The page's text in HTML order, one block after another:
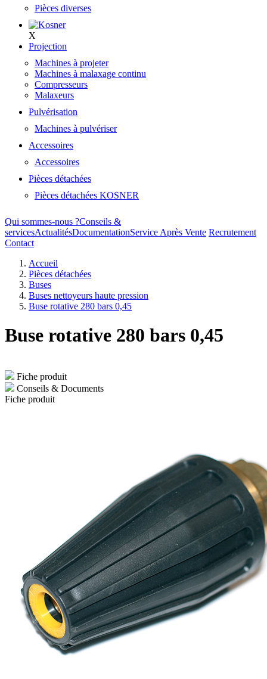
Pièces diverses
X
Projection
Machines à projeter
Machines à malaxage continu
Compresseurs
Malaxeurs
Pulvérisation
Machines à pulvériser
Accessoires
Accessoires
Pièces détachées
Pièces détachées KOSNER
Qui sommes-nous ?Conseils &
servicesActualitésDocumentationService Après Vente Recrutement
Contact
Accueil
Pièces détachées
Buses
Buses nettoyeurs haute pression
Buse rotative 280 bars 0,45
Buse rotative 280 bars 0,45
Fiche produit
Conseils & Documents
Fiche produit